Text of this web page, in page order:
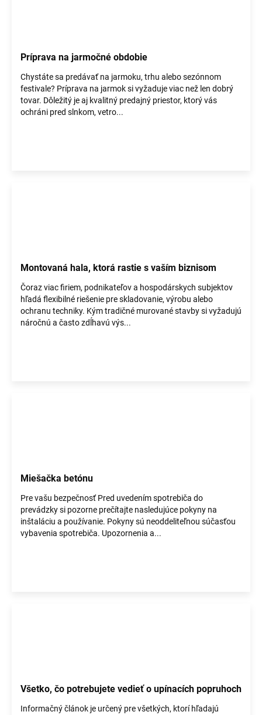
Príprava na jarmočné obdobie
Chystáte sa predávať na jarmoku, trhu alebo sezónnom
festivale? Príprava na jarmok si vyžaduje viac než len dobrý
tovar. Dôležitý je aj kvalitný predajný priestor, ktorý vás
ochráni pred slnkom, vetro...
Montovaná hala, ktorá rastie s vaším biznisom
Čoraz viac firiem, podnikateľov a hospodárskych subjektov
hľadá flexibilné riešenie pre skladovanie, výrobu alebo
ochranu techniky. Kým tradičné murované stavby si vyžadujú
náročnú a často zdĺhavú výs...
Miešačka betónu
Pre vašu bezpečnosť Pred uvedením spotrebiča do
prevádzky si pozorne prečítajte nasledujúce pokyny na
inštaláciu a používanie. Pokyny sú neoddeliteľnou súčasťou
vybavenia spotrebiča. Upozornenia a...
Všetko, čo potrebujete vedieť o upínacích popruhoch
Informačný článok je určený pre všetkých, ktorí hľadajú